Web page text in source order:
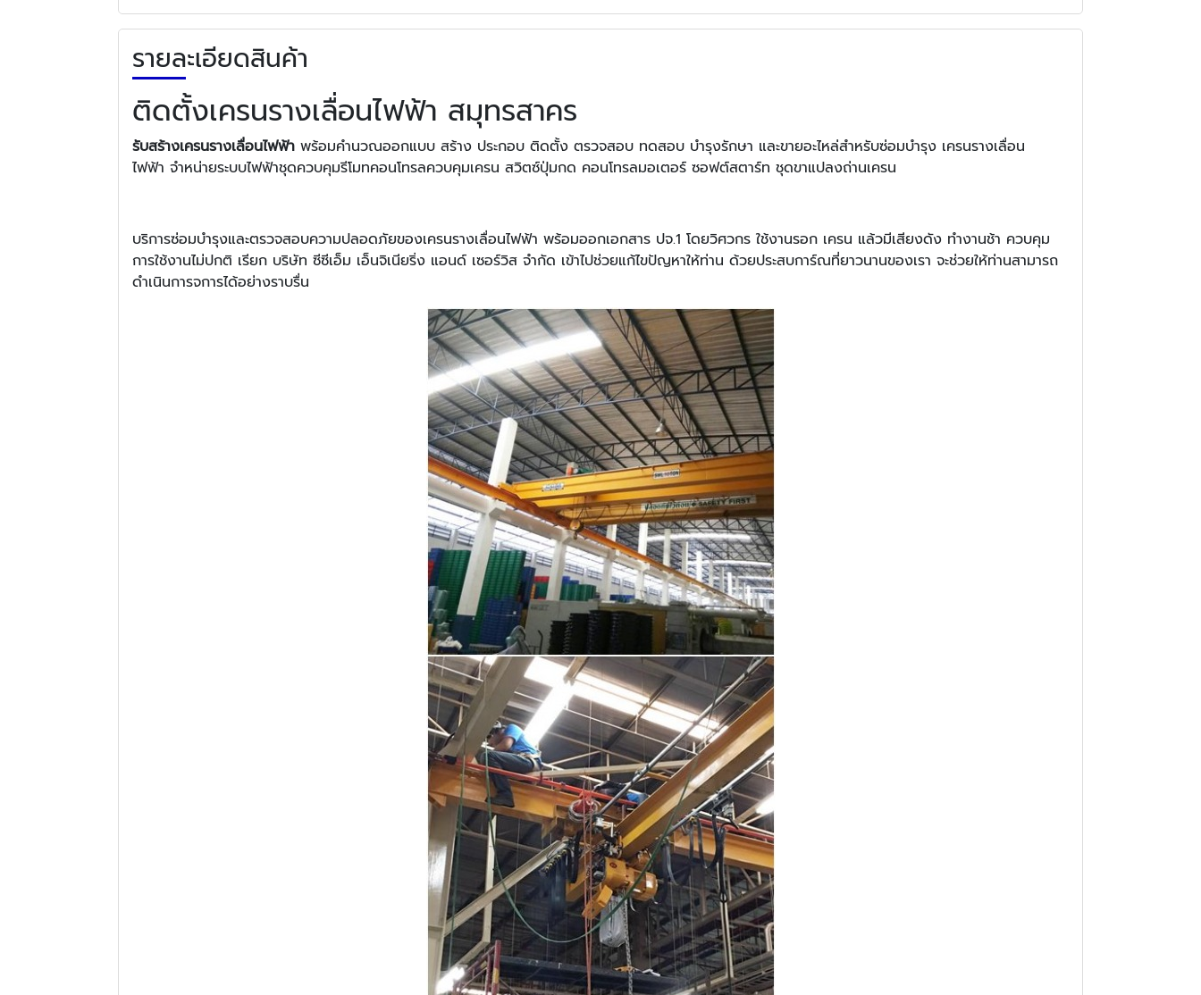
รายละเอียดสินค้า
ติดตั้งเครนรางเลื่อนไฟฟ้า สมุทรสาคร
รับสร้างเครนรางเลื่อนไฟฟ้า พร้อมคำนวณออกแบบ สร้าง ประกอบ ติดตั้ง ตรวจสอบ ทดสอบ บำรุงรักษา และขายอะไหล่สำหรับซ่อมบำรุง เครนรางเลื่อน
ไฟฟ้า จำหน่ายระบบไฟฟ้าชุดควบคุมรีโมทคอนโทรลควบคุมเครน สวิตซ์ปุ่มกด คอนโทรลมอเตอร์ ซอฟต์สตาร์ท ชุดขาแปลงถ่านเครน
บริการซ่อมบำรุงและตรวจสอบความปลอดภัยของเครนรางเลื่อนไฟฟ้า พร้อมออกเอกสาร ปจ.1 โดยวิศวกร ใช้งานรอก เครน แล้วมีเสียงดัง ทำงานช้า ควบคุม
การใช้งานไม่ปกติ เรียก บริษัท ซีซีเอ็ม เอ็นจิเนียริ่ง แอนด์ เซอร์วิส จำกัด เข้าไปช่วยแก้ไขปัญหาให้ท่าน ด้วยประสบการ์ณที่ยาวนานของเรา จะช่วยให้ท่านสามารถ
ดำเนินการจการได้อย่างราบรื่น